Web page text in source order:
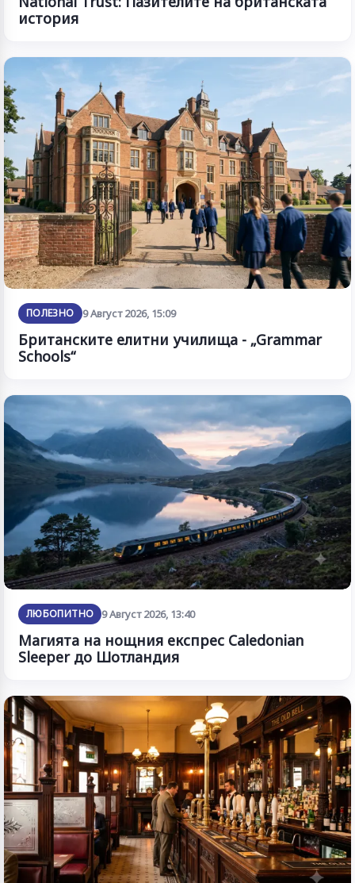
история
ПОЛЕЗНО 9 Август 2026, 15:09
Британските елитни училища - „Grammar
Schools“
ЛЮБОПИТНО 9 Август 2026, 13:40
Магията на нощния експрес Caledonian
Sleeper до Шотландия